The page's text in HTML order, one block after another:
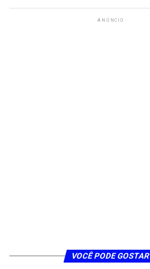
ANÚNCIO
VOCÊ PODE GOSTAR